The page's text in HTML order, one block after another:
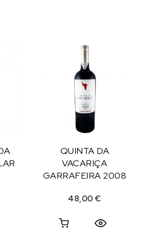
QUINTA DA
VACARIÇA
GARRAFEIRA 2008
48,00€